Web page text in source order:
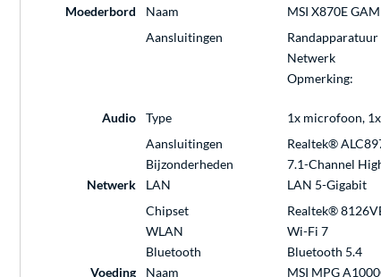
Moederbord
Naam
MSI X870E
Aansluitingen
Randapparatuur
Netwerk
Opmerking:
Audio
Type
1x microfoon,
Aansluitingen
Realtek®
Bijzonderheden
7.1-Channel
Netwerk
LAN
LAN 5-Gigabit
Chipset
Realtek®
WLAN
Wi-Fi 7
Bluetooth
Bluetooth 5.4
Voeding
Naam
MSI MPG